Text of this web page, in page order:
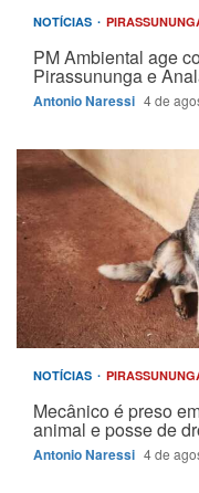
NOTÍCIAS
PM Ambiental age
Pirassununga e
Antonio Naressi 4 de
NOTÍCIAS
Mecânico é preso
animal e posse de
Antonio Naressi 4 de